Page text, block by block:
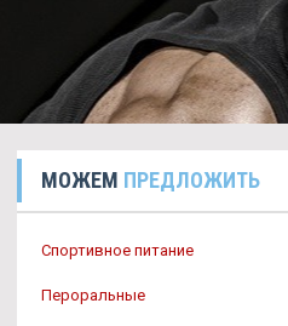
МОЖЕМ ПРЕДЛОЖИТЬ
Спортивное питание
Пероральные